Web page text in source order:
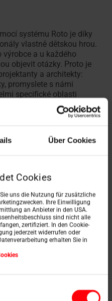
Über Cookies
Cookies
uns die Nutzung für zusätzliche
Ihre Einwilligung
an Anbieter in den USA.
sind nicht alle
zertifiziert. In den Cookie-
jederzeit widerrufen oder
erhalten Sie in
systému Roto je díky
vlastně dětskou hrou.
výrobce a u každého
objevit otázky. Proto je
a architekty:
promyslete s námi
specifické oblasti
informace potřebné pro
domu - a pak je
u našich odborníků,
jasné. Pokud si to budete
vaši stavbu a provést
tuhého:
Roto
co když jsou již plně